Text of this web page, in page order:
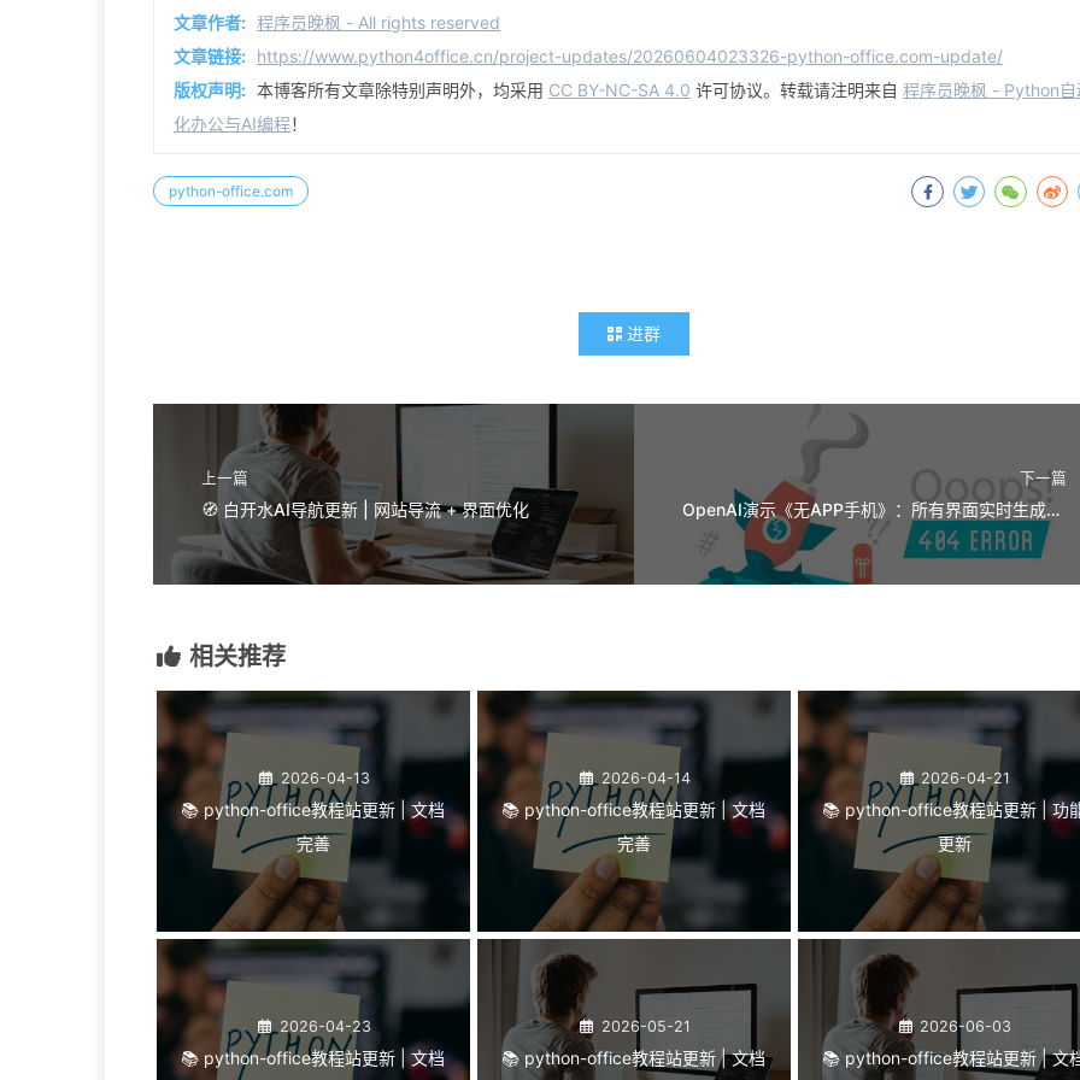
文章作者: 程序员晚枫 - All rights reserved
文章链接: https://www.python4office.cn/project-updates/20260604023326-python-office.com-update/
版权声明: 本博客所有文章除特别声明外，均采用 CC BY-NC-SA 4.0 许可协议。转载请注明来自 程序员晚枫 - Python自
化办公与AI编程！
python-office.com
进群
上一篇
🧭 白开水AI导航更新 | 网站导流 + 界面优化
下一篇
OpenAI演示《无APP手机》：所有界面实时生成，传统APP要消失了？
相关推荐
2026-04-13
📚 python-office教程站更新 | 文档
完善
2026-04-14
📚 python-office教程站更新 | 文档
完善
2026-04-21
📚 python-office教程站更新 | 功
更新
2026-04-23
📚 python-office教程站更新 | 文档
2026-05-21
📚 python-office教程站更新 | 文档
2026-06-03
📚 python-office教程站更新 | 文